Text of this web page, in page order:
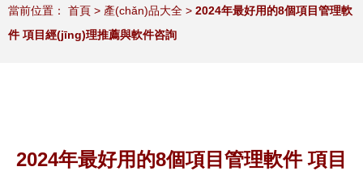
當前位置： 首頁 > 產(chǎn)品大全 > 2024年最好用的8個項目管理軟
件 項目經(jīng)理推薦與軟件咨詢
2024年最好用的8個項目管理軟件 項目